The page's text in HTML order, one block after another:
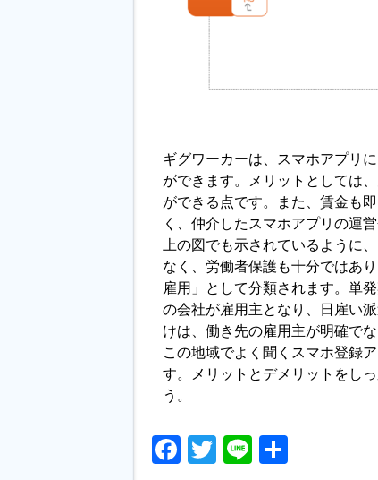
ギグワーカーは、スマホアプリ
ができます。メリットとしては
ができる点です。また、賃金も
く、仲介したスマホアプリの運
上の図でも示されているように
なく、労働者保護も十分ではあ
雇用」として分類されます。単
の会社が雇用主となり、日雇い
けは、働き先の雇用主が明確でな
この地域でよく聞くスマホ登録
す。メリットとデメリットをし
う。
Facebook
Twitter
Line